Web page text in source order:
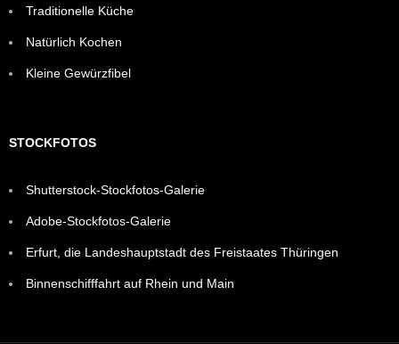
Traditionelle Küche
Natürlich Kochen
Kleine Gewürzfibel
STOCKFOTOS
Shutterstock-Stockfotos-Galerie
Adobe-Stockfotos-Galerie
Erfurt, die Landeshauptstadt des Freistaates Thüringen
Binnenschifffahrt auf Rhein und Main